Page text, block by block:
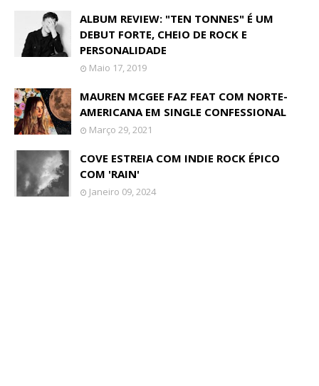
ALBUM REVIEW: "TEN TONNES" É UM
DEBUT FORTE, CHEIO DE ROCK E
PERSONALIDADE
Maio 17, 2019
MAUREN MCGEE FAZ FEAT COM NORTE-
AMERICANA EM SINGLE CONFESSIONAL
Março 29, 2021
COVE ESTREIA COM INDIE ROCK ÉPICO
COM 'RAIN'
Janeiro 09, 2024